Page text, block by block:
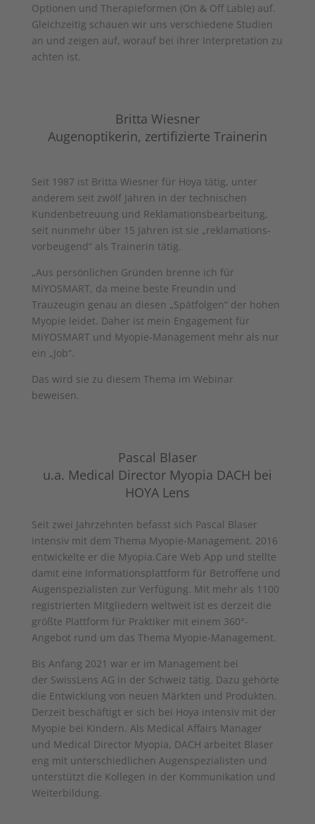
Optionen und Therapieformen (On & Off Lable) auf.
Gleichzeitig schauen wir uns verschiedene Studien
an und zeigen auf, worauf bei ihrer Interpretation zu
achten ist.
Britta Wiesner
Augenoptikerin, zertifizierte Trainerin
Seit 1987 ist Britta Wiesner für Hoya tätig, unter
anderem seit zwölf Jahren in der technischen
Kundenbetreuung und Reklamationsbearbeitung,
seit nunmehr über 15 Jahren ist sie „reklamations-
vorbeugend“ als Trainerin tätig.
„Aus persönlichen Gründen brenne ich für
MiYOSMART, da meine beste Freundin und
Trauzeugin genau an diesen „Spätfolgen“ der hohen
Myopie leidet. Daher ist mein Engagement für
MiYOSMART und Myopie-Management mehr als nur
ein „Job“.
Das wird sie zu diesem Thema im Webinar
beweisen.
Pascal Blaser
u.a. Medical Director Myopia DACH bei
HOYA Lens
Seit zwei Jahrzehnten befasst sich Pascal Blaser
intensiv mit dem Thema Myopie-Management. 2016
entwickelte er die Myopia.Care Web App und stellte
damit eine Informationsplattform für Betroffene und
Augenspezialisten zur Verfügung. Mit mehr als 1100
registrierten Mitgliedern weltweit ist es derzeit die
größte Plattform für Praktiker mit einem 360°-
Angebot rund um das Thema Myopie-Management.
Bis Anfang 2021 war er im Management bei
der SwissLens AG in der Schweiz tätig. Dazu gehörte
die Entwicklung von neuen Märkten und Produkten.
Derzeit beschäftigt er sich bei Hoya intensiv mit der
Myopie bei Kindern. Als Medical Affairs Manager
und Medical Director Myopia, DACH arbeitet Blaser
eng mit unterschiedlichen Augenspezialisten und
unterstützt die Kollegen in der Kommunikation und
Weiterbildung.